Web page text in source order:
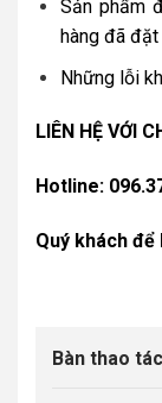
Sản phẩm
hàng đã đặt
Những lỗi
LIÊN HỆ VỚI
Hotline:
Quý khách
Bàn thao